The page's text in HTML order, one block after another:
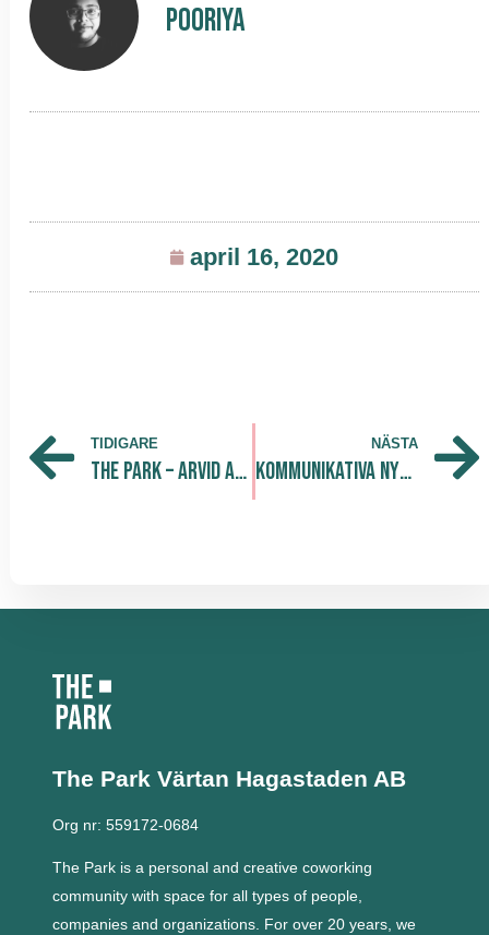
Pooriya
april 16, 2020
TIDIGARE
The Park – Arvid Axland – 15/4
NÄSTA
Kommunikativa nycklar för förhandlingen – 21/4 – 16.00
The Park Värtan Hagastaden AB
Org nr: 559172-0684
The Park is a personal and creative coworking
community with space for all types of people,
companies and organizations. For over 20 years, we